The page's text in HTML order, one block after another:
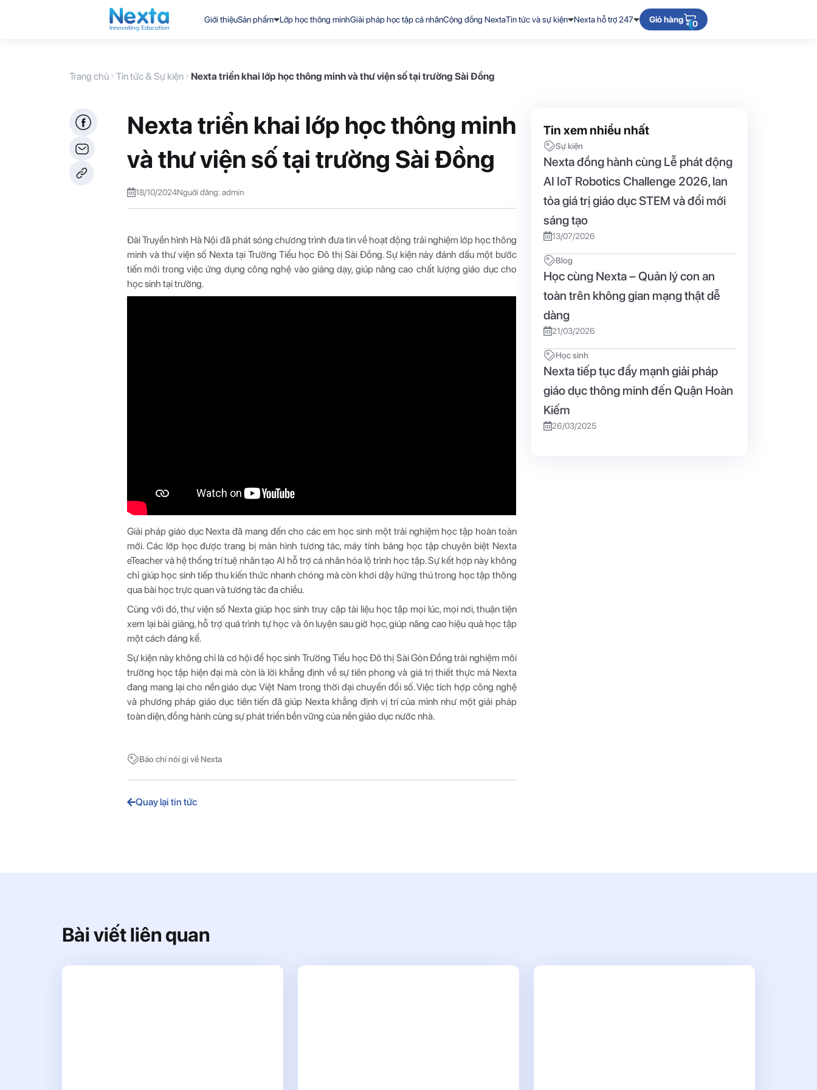
Giới thiệuSản phẩm Lớp học thông minhGiải pháp học tập cá nhânCộng đồng NextaTin tức và sự kiện Nexta hỗ trợ 247 Giỏ hàng 0
Trang chủ Tin tức & Sự kiện Nexta triển khai lớp học thông minh và thư viện số tại trường Sài Đồng
Nexta triển khai lớp học thông minh
và thư viện số tại trường Sài Đồng
18/10/2024Nguời đăng: admin
Đài Truyền hình Hà Nội đã phát sóng chương trình đưa tin về hoạt động trải nghiệm lớp học thông
minh và thư viện số Nexta tại Trường Tiểu học Đô thị Sài Đồng. Sự kiện này đánh dấu một bước
tiến mới trong việc ứng dụng công nghệ vào giảng dạy, giúp nâng cao chất lượng giáo dục cho
học sinh tại trường.
Giải pháp giáo dục Nexta đã mang đến cho các em học sinh một trải nghiệm học tập hoàn toàn
mới. Các lớp học được trang bị màn hình tương tác, máy tính bảng học tập chuyên biệt Nexta
eTeacher và hệ thống trí tuệ nhân tạo AI hỗ trợ cá nhân hóa lộ trình học tập. Sự kết hợp này không
chỉ giúp học sinh tiếp thu kiến ​​thức nhanh chóng mà còn khơi dậy hứng thú trong học tập thông
qua bài học trực quan và tương tác đa chiều.
Cùng với đó, thư viện số Nexta giúp học sinh truy cập tài liệu học tập mọi lúc, mọi nơi, thuận tiện
xem lại bài giảng, hỗ trợ quá trình tự học và ôn luyện sau giờ học, giúp nâng cao hiệu quả học tập
một cách đáng kể.
Sự kiện này không chỉ là cơ hội để học sinh Trường Tiểu học Đô thị Sài Gòn Đồng trải nghiệm môi
trường học tập hiện đại mà còn là lời khẳng định về sự tiên phong và giá trị thiết thực mà Nexta
đang mang lại cho nền giáo dục Việt Nam trong thời đại chuyển đổi số. Việc tích hợp công nghệ
và phương pháp giáo dục tiên tiến đã giúp Nexta khẳng định vị trí của mình như một giải pháp
toàn diện, đồng hành cùng sự phát triển bền vững của nền giáo dục nước nhà.
Báo chí nói gì về Nexta
Quay lại tin tức
Tin xem nhiều nhất
Sự kiện
Nexta đồng hành cùng Lễ phát động
AI IoT Robotics Challenge 2026, lan
tỏa giá trị giáo dục STEM và đổi mới
sáng tạo
13/07/2026
Blog
Học cùng Nexta – Quản lý con an
toàn trên không gian mạng thật dễ
dàng
21/03/2026
Học sinh
Nexta tiếp tục đẩy mạnh giải pháp
giáo dục thông minh đến Quận Hoàn
Kiếm
26/03/2025
Bài viết liên quan